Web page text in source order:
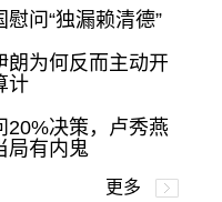
问“独漏赖清德”
朗为何反而主动开
计
20%决策，卢秀燕
局有内鬼
更多